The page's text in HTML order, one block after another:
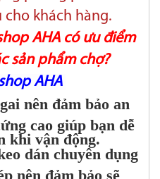
khách hàng.
AHA có ưu điểm
sản phẩm chợ?
AHA
nên đảm bảo an
cao giúp bạn dễ
khi vận động.
dán chuyên dụng
nên đảm bảo sẽ